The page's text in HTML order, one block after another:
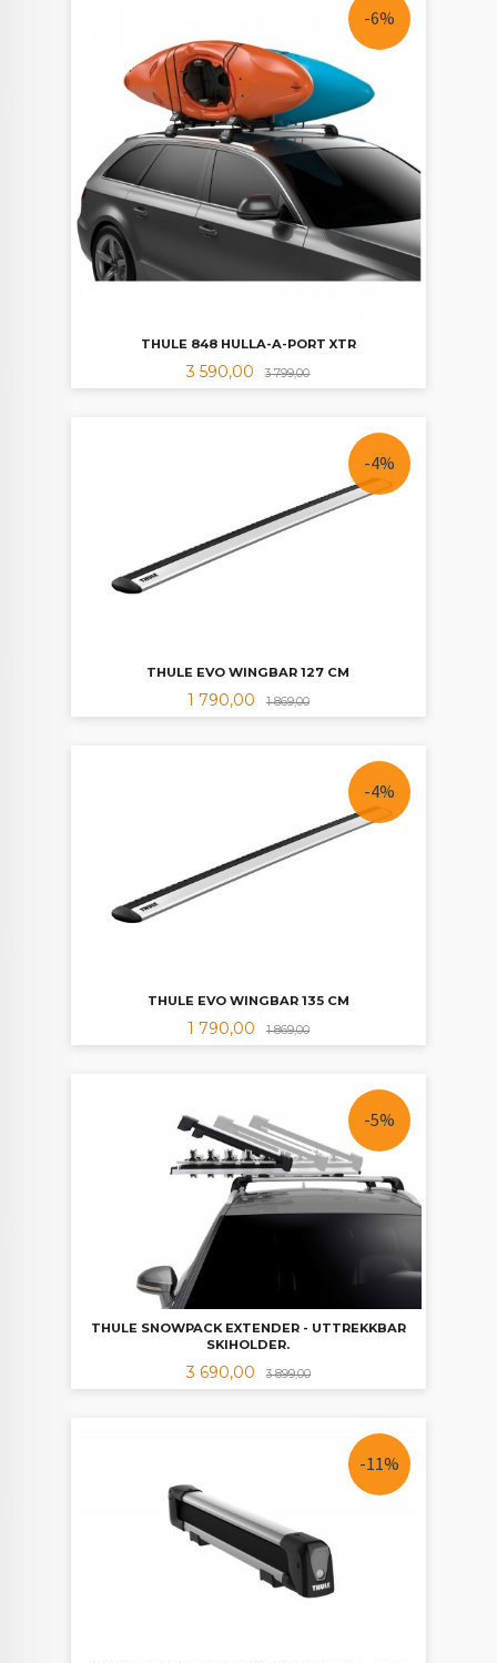
THULE 848 HULLA-A-PORT XTR
Tilbud
3 590,00 3 799,00Rabatt
-6%
THULE EVO WINGBAR 127 CM
Tilbud
1 790,00 1 869,00Rabatt
-4%
THULE EVO WINGBAR 135 CM
Tilbud
1 790,00 1 869,00Rabatt
-4%
THULE SNOWPACK EXTENDER - UTTREKKBAR
SKIHOLDER.
Tilbud
3 690,00 3 899,00Rabatt
-5%
-11%